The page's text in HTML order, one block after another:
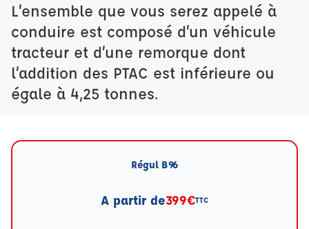
L’ensemble que vous serez appelé à
conduire est composé d’un véhicule
tracteur et d’une remorque dont
l’addition des PTAC est inférieure ou
égale à 4,25 tonnes.
Régul B96
A partir de399€TTC